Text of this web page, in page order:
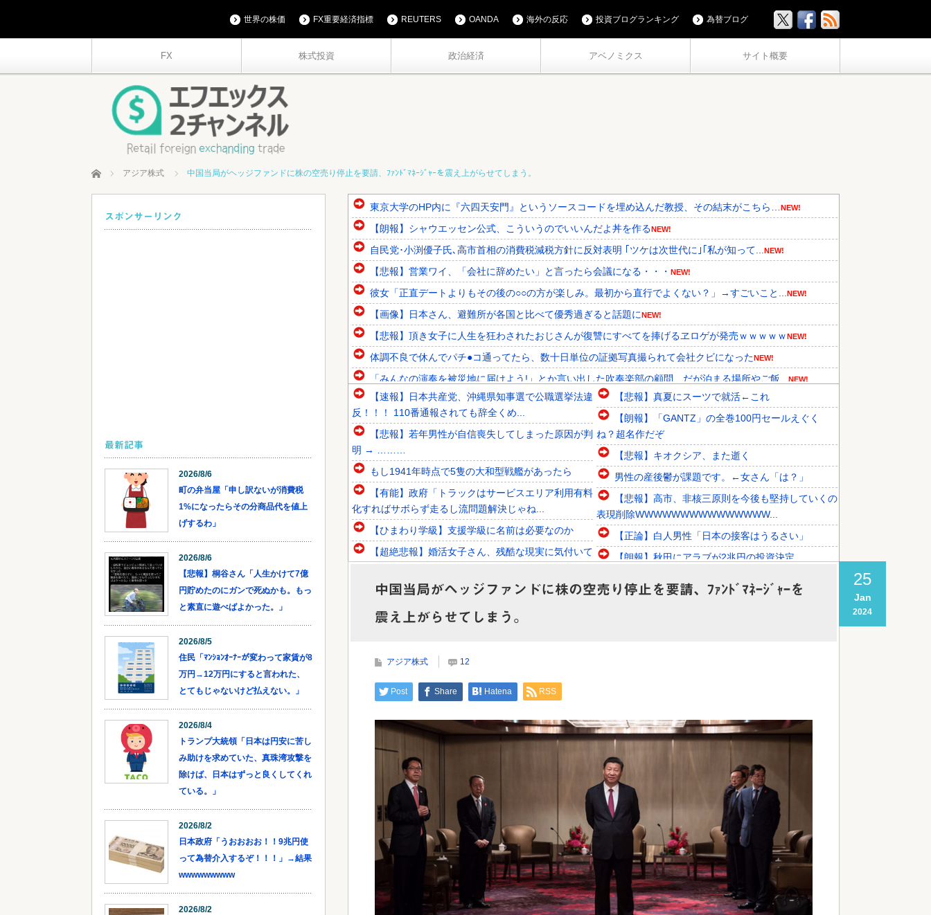
FX 株式投資 政治経済 アベノミクス サイト概要
世界の株価 FX重要経済指標 REUTERS OANDA 海外の反応 投資ブログランキング 為替ブログ
ホーム アジア株式 中国当局がヘッジファンドに株の空売り停止を要請、ﾌｧﾝﾄﾞﾏﾈｰｼﾞｬｰを震え上がらせてしまう。
東京大学のHP内に『六四天安門』というソースコードを埋め込んだ教授、その結末がこちら… NEW!
【朗報】シャウエッセン公式、こういうのでいいんだよ丼を作るNEW!
自民党･小渕優子氏､高市首相の消費税減税方針に反対表明 ｢ツケは次世代に｣｢私が知って... NEW!
【悲報】営業ワイ、「会社に辞めたい」と言ったら会議になる・・・ NEW!
彼女「正直デートよりもその後の○○の方が楽しみ。最初から直行でよくない？」→すごいこと... NEW!
【画像】日本さん、避難所が各国と比べて優秀過ぎると話題にNEW!
【悲報】頂き女子に人生を狂わされたおじさんが復讐にすべてを捧げるヱロゲが発売ｗｗｗｗｗNEW!
体調不良で休んでパチ●コ通ってたら、数十日単位の証拠写真撮られて会社クビになったNEW!
「みんなの演奏を被災地に届けよう!」とか言い出した吹奏楽部の顧問、だが泊まる場所やご飯... NEW!
韓国人「韓国人組織19名が一斉検挙される！カンボジアからカザフスタンへ拠点を移して詐欺...
韓国人「日本が東アジア地域で最も高い結婚率と出生率を維持している理由に韓国人が衝撃！」...NEW!
韓国人「青年失業率7.0%の韓国で日本が韓国人の海外就業先国家で1位に！」→「日本の手...
Powered by livedoor 相互RSS
【速報】日本共産党、沖縄県知事選で公職選挙法違
反！！！ 110番通報されても辞全くめ...
【悲報】若年男性が自信喪失してしまった原因が判
明 → ………
もし1941年時点で5隻の大和型戦艦があったら
【有能】政府「トラックはサービスエリア利用有料
化すればサボらず走るし流問題解決じゃね...
【ひまわり学級】支援学級に名前は必要なのか
【超絶悲報】婚活女子さん、残酷な現実に気付いて
【衝撃】YouTuber山口達也さん、チェンソーで竹
【悲報】真夏にスーツで就活←これ
【朗報】「GANTZ」の全巻100円セールえぐく
ね？超名作だぞ
【悲報】キオクシア、また逝く
男性の産後鬱が課題です。←女さん「は？」
【悲報】高市、非核三原則を今後も堅持していくの
表現削除WWWWWWWWWWWWWWW...
【正論】白人男性「日本の接客はうるさい」
【朗報】秋田にアラブが2兆円の投資決定
25
Jan
2024
中国当局がヘッジファンドに株の空売り停止を要請、ﾌｧﾝﾄﾞﾏﾈｰｼﾞｬｰを
震え上がらせてしまう。
アジア株式 12
Post Share Hatena RSS
スポンサーリンク
最新記事
2026/8/6
町の弁当屋「申し訳ないが消費税
1%になったらその分商品代を値上
げするわ」
2026/8/6
【悲報】桐谷さん「人生かけて7億
円貯めたのにガンで死ぬかも。もっ
と素直に遊べばよかった。」
2026/8/5
住民「ﾏﾝｼｮﾝｵｰﾅｰが変わって家賃が8
万円→12万円にすると言われた、
とてもじゃないけど払えない。」
2026/8/4
トランプ大統領「日本は円安に苦し
み助けを求めていた、真珠湾攻撃を
除けば、日本はずっと良くしてくれ
ている。」
2026/8/2
日本政府「うおおおお！！9兆円使
って為替介入するぞ！！！」→結果
wwwwwwwww
2026/8/2